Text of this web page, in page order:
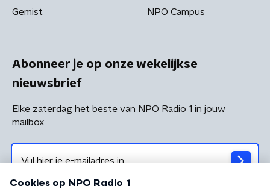
Gemist NPO Campus
Abonneer je op onze wekelijkse
nieuwsbrief
Elke zaterdag het beste van NPO Radio 1 in jouw
mailbox